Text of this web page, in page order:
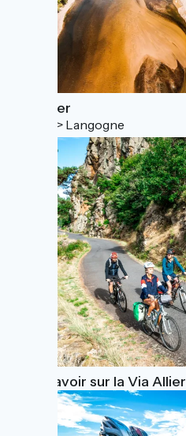
Via Allier
Nevers > Langogne
Tout savoir sur la Via Allier